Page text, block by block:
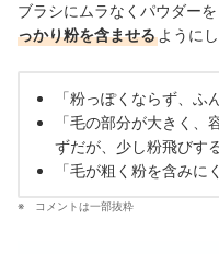
ブラシにムラなくパウダーを
っかり粉を含ませる ように
「粉っぽくならず、ふ
「毛の部分が大きく、
ずだが、少し粉飛びする
「毛が粗く粉を含みに
コメントは一部抜粋